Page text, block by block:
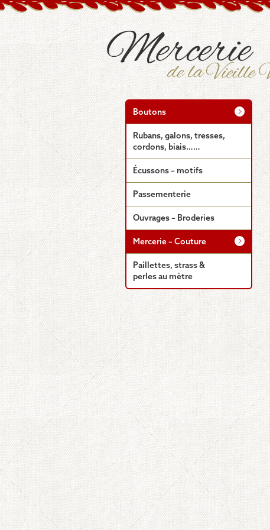
Boutons
Rubans, galons, tresses,
cordons, biais……
Écussons – motifs
Passementerie
Ouvrages – Broderies
Mercerie – Couture
Paillettes, strass &
perles au mètre